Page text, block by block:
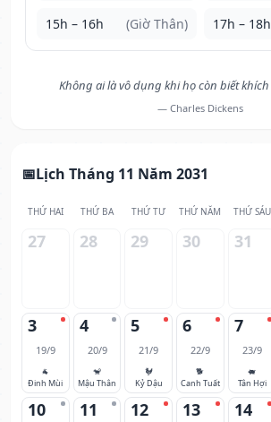
15h – 16h (Giờ Thân) 17h – 18h
Không ai là vô dụng khi họ còn biết
— Charles Dickens
Lịch Tháng 11 Năm 2031
THỨ HAI THỨ BA THỨ TƯ THỨ NĂM THỨ SÁU
27 28 29 30 31
3
19/9
🐐
Đinh Mùi
4
20/9
🐒
Mậu Thân
5
21/9
🐓
Kỷ Dậu
6
22/9
🐕
Canh Tuất
7
23/9
🐖
Tân Hợi
10 11 12 13 14